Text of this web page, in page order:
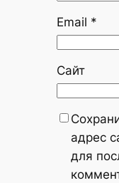
Email *
Сайт
адрес
для